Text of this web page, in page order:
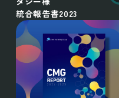
統合報告書2023